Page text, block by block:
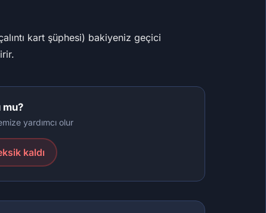
kart şüphesi) bakiyeniz geçici
mu?
yardımcı olur
kaldı